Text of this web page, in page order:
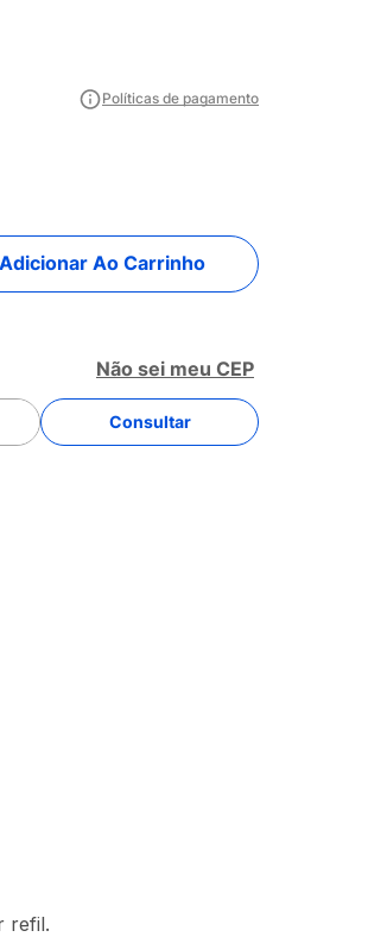
Políticas de pagamento
Adicionar Ao Carrinho
Não sei meu CEP
refil.